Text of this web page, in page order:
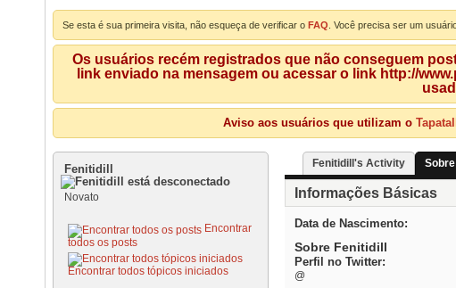
Se esta é sua primeira visita, não esqueça de verificar o FAQ . Você precisa ser um
Os usuários recém registrados que não conseguem
link enviado na mensagem ou acessar o link http://
Aviso aos usuários que utilizam o
Fenitidill
Novato
Encontrar
todos os posts
Encontrar todos tópicos iniciados
Fenitidill's Activity
Informações Básicas
Data de Nascimento
Sobre Fenitidill
Perfil no Twitter:
@